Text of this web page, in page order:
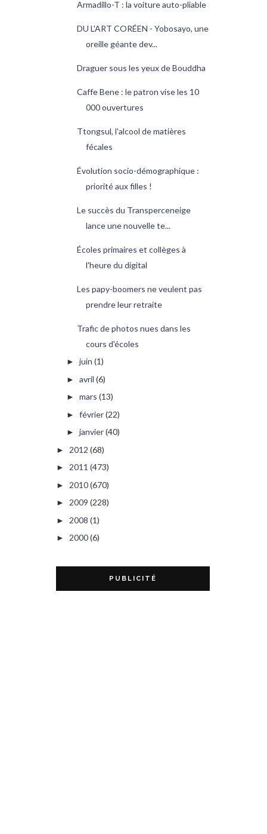
Armadillo-T : la voiture auto-pliable
DU L'ART CORÉEN - Yobosayo, une
oreille géante dev...
Draguer sous les yeux de Bouddha
Caffe Bene : le patron vise les 10
000 ouvertures
Ttongsul, l'alcool de matières
fécales
Évolution socio-démographique :
priorité aux filles !
Le succès du Transperceneige
lance une nouvelle te...
Écoles primaires et collèges à
l'heure du digital
Les papy-boomers ne veulent pas
prendre leur retraite
Trafic de photos nues dans les
cours d'écoles
► juin (1)
► avril (6)
► mars (13)
► février(22)
► janvier(40)
► 2012 (68)
► 2011 (473)
► 2010(670)
► 2009 (228)
► 2008 (1)
► 2000(6)
PUBLICITÉ